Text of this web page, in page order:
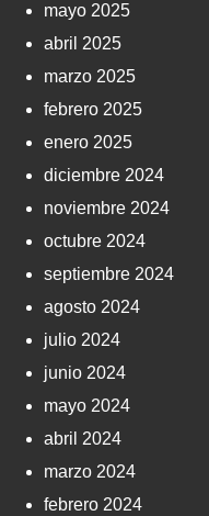
mayo 2025
abril 2025
marzo 2025
febrero 2025
enero 2025
diciembre 2024
noviembre 2024
octubre 2024
septiembre 2024
agosto 2024
julio 2024
junio 2024
mayo 2024
abril 2024
marzo 2024
febrero 2024